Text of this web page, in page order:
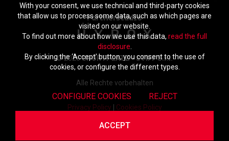
Partnerstudio
© 2026SPORTPLATZ - STIFF S.r.l.
Alle Rechte vorbehalten
Privacy Policy Cookies Policy
With your consent, we use technical and third-party cookies
that allow us to process some data, such as which pages are
visited on our website.
To find out more about how we use this data, read the full
disclosure
By clicking the ‘Accept’ button, you consent to the use of
cookies, or configure the different types.
CONFIGURE COOKIES REJECT
ACCEPT